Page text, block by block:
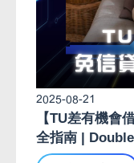
2025-08-21
【TU差有機會
全指南 |